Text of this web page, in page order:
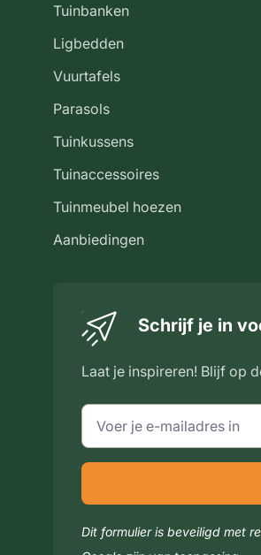
Tuinbanken
Ligbedden
Vuurtafels
Parasols
Tuinkussens
Tuinaccessoires
Tuinmeubel hoezen
Aanbiedingen
Schrijf je in
Laat je inspireren! Blijf op
E-mailadres
Dit formulier is beveiligd met